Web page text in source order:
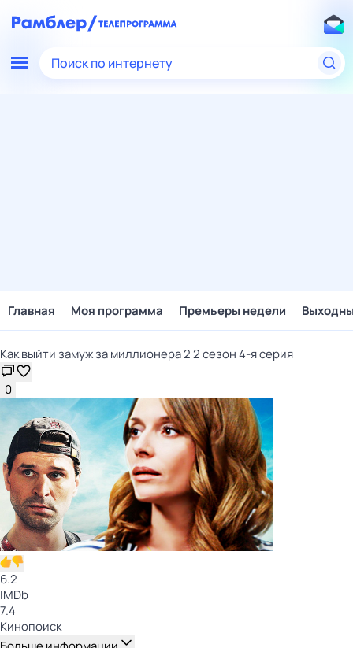
Поиск по интернету
Главная Моя программа Премьеры недели
Как выйти замуж за миллионера 2 2 сезон 4-я серия
0
6.2
IMDb
7.4
Кинопоиск